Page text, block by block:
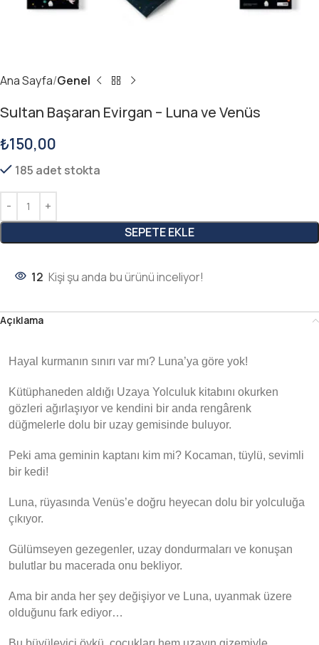
Ana Sayfa Genel
Sultan Başaran Evirgan – Luna ve Venüs
₺150,00
185 adet stokta
SEPETE EKLE
12 Kişi şu anda bu ürünü inceliyor!
Açıklama
Hayal kurmanın sınırı var mı? Luna’ya göre yok!
Kütüphaneden aldığı Uzaya Yolculuk kitabını okurken
gözleri ağırlaşıyor ve kendini bir anda rengârenk
düğmelerle dolu bir uzay gemisinde buluyor.
Peki ama geminin kaptanı kim mi? Kocaman, tüylü, sevimli
bir kedi!
Luna, rüyasında Venüs’e doğru heyecan dolu bir yolculuğa
çıkıyor.
Gülümseyen gezegenler, uzay dondurmaları ve konuşan
bulutlar bu macerada onu bekliyor.
Ama bir anda her şey değişiyor ve Luna, uyanmak üzere
olduğunu fark ediyor…